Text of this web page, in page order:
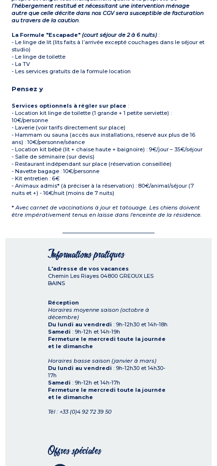
l’hébergement restitué et nécessitant une intervention ménage
autre que celle décrite dans nos CGV sera susceptible de facturation
au travers de la caution.
La Formule "Escapade"(court séjour de 2 à 6 nuits) :
- Le linge de lit (lits faits à l’arrivée excepté couchages dans le séjour et
studio)
- Le linge de toilette
- La TV
- Les services gratuits de la formule location
Pensez y
Services optionnels à régler sur place :
- Location kit linge de toilette (1 grande + 1 petite serviette) :
10€/personne
- Laverie (voir tarifs directement sur place)
- Hammam ou sauna (accès aux installations, réservé aux plus de 16
ans) : 10€/personne/séance
- Location kit bébé (lit + chaise haute + baignoire) : 9€/jour – 35€/séjour
- Salle de séminaire (sur devis)
- Restaurant indépendant sur place (réservation conseillée)
- Navette bagage : 10€/personne
- Kit entretien : 6€
- Animaux admis* (à préciser à la réservation) : 80€/animal/séjour (7
nuits et +) - 16€/nuit (moins de 7 nuits)
*Avec carnet de vaccinations à jour et tatouage. Les chiens doivent
être impérativement tenus en laisse dans l'enceinte de la résidence.
Informations pratiques
L'adresse de vos vacances
Chemin Les Riayes 04800 GREOUX LES
BAINS
Réception
Horaires moyenne saison (octobre à
décembre)
Du lundi au vendredi : 9h-12h30 et 14h-18h
Samedi : 9h-12h et 14h-19h
Fermeture le mercredi toute la journée
et le dimanche
Horaires basse saison (janvier à mars)
Du lundi au vendredi : 9h-12h30 et 14h30-
17h
Samedi : 9h-12h et 14h-17h
Fermeture le mercredi toute la journée
et le dimanche
Tél : +33 (0)4 92 72 39 50
Offres spéciales